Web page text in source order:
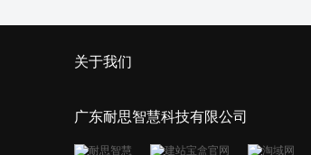
关于我们
广东耐思智慧科技有限公司